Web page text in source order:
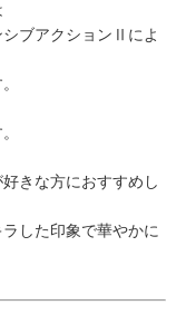
ブアクションⅡによ
きな方におすすめし
した印象で華やかに